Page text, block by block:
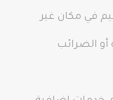
في مكان غير
أو الضرائب